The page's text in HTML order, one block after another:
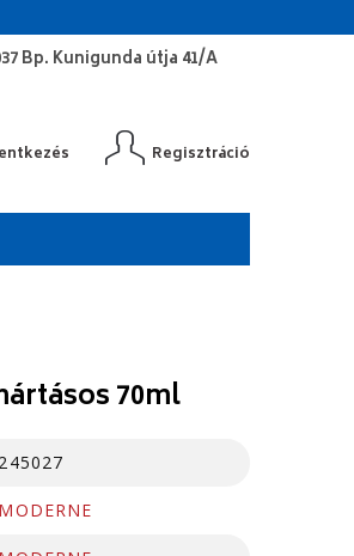
Bp. Kunigunda útja 41/A
Regisztráció
70ml
245027
MODERNE